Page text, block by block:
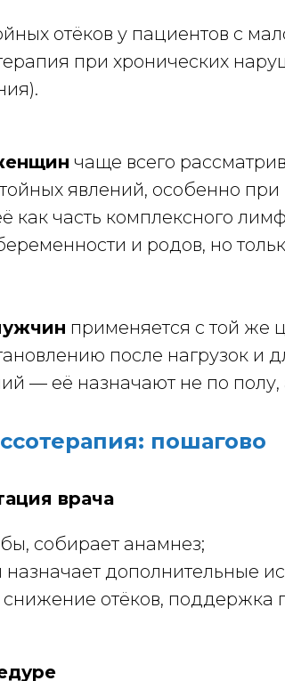
отёков у пациентов с
при хронических
чаще всего
явлений, особенно
как часть комплексного
и родов, но
применяется с той же
после нагрузок
— её назначают не по
пошагово
врача
собирает анамнез;
дополнительные
отёков, поддержка